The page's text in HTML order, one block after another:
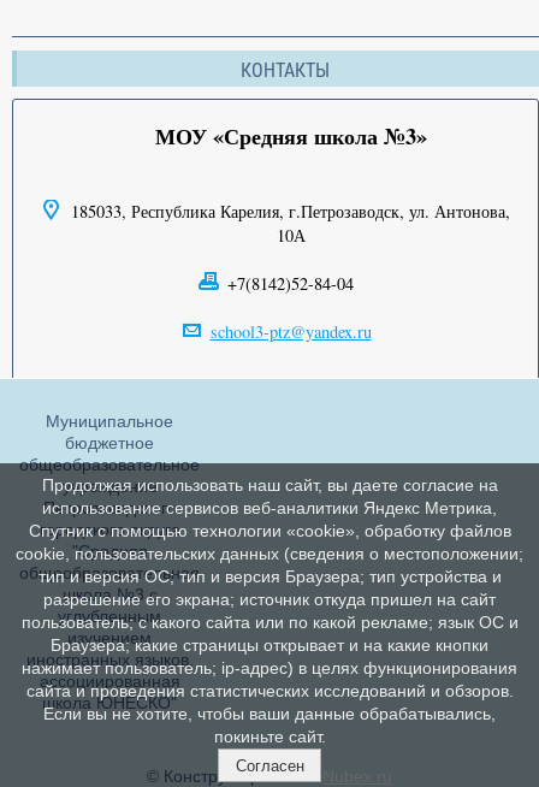
КОНТАКТЫ
МОУ «Средняя школа №3»
185033, Республика Карелия, г.Петрозаводск, ул. Антонова,
10А
+7(8142)52-84-04
school3-ptz@yandex.ru
Муниципальное
бюджетное
общеобразовательное
учреждение
Петрозаводского
городского округа
"Средняя
общеобразовательная
школа №3 с
углубленным
изучением
иностранных языков,
ассоциированная
школа ЮНЕСКО"
© Конструктор сайтов Nubex.ru
Продолжая использовать наш сайт, вы даете согласие на
использование сервисов веб-аналитики Яндекс Метрика,
Спутник с помощью технологии «cookie», обработку файлов
cookie, пользовательских данных (сведения о местоположении;
тип и версия ОС; тип и версия Браузера; тип устройства и
разрешение его экрана; источник откуда пришел на сайт
пользователь; с какого сайта или по какой рекламе; язык ОС и
Браузера; какие страницы открывает и на какие кнопки
нажимает пользователь; ip-адрес) в целях функционирования
сайта и проведения статистических исследований и обзоров.
Если вы не хотите, чтобы ваши данные обрабатывались,
покиньте сайт.
Согласен